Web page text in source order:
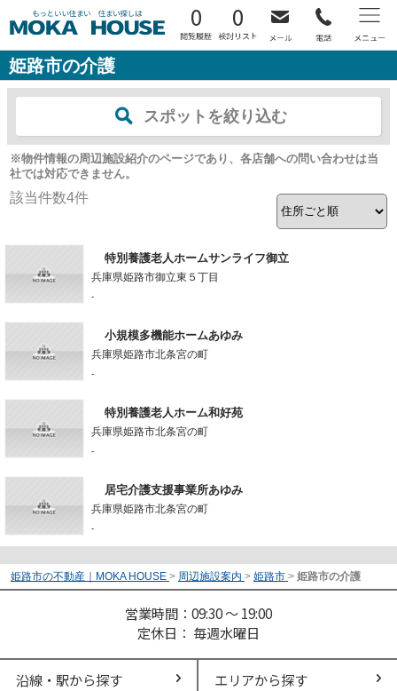
0 0
姫路市の介護
スポットを絞り込む
※物件情報の周辺施設紹介のページであり、各店舗への問い合わせは当
社では対応できません。
該当件数4件
特別養護老人ホームサンライフ御立
兵庫県姫路市御立東５丁目
-
小規模多機能ホームあゆみ
兵庫県姫路市北条宮の町
-
特別養護老人ホーム和好苑
兵庫県姫路市北条宮の町
-
居宅介護支援事業所あゆみ
兵庫県姫路市北条宮の町
-
姫路市の不動産｜MOKA HOUSE > 周辺施設案内 > 姫路市 > 姫路市の介護
営業時間：09:30 ～ 19:00
定休日： 毎週水曜日
沿線・駅から探す エリアから探す